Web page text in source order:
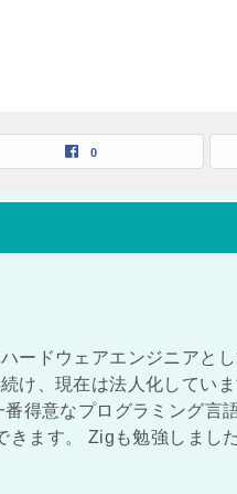
0
ードウェアエンジニアと
け、現在は法人化してい
得意なプログラミング言
ます。 Zigも勉強しまし